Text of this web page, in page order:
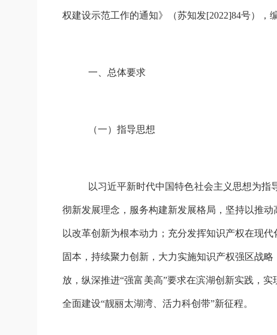
权建设示范工作的通知》 （苏知发[2022]84号） ，
一 总体要求
（一） 指导思想
以习近平新时代中国特色社会主义思想为
彻新发展理念，服务构建新发展格局，坚持以推
以改革创新为根本动力；充分发挥知识产权在现
固本，持续聚力创新，大力实施知识产权强区战
放，纵深推进“强富美高”要求在滨湖创新实践，
全面建设“靓丽太湖湾、活力科创带”新征程。